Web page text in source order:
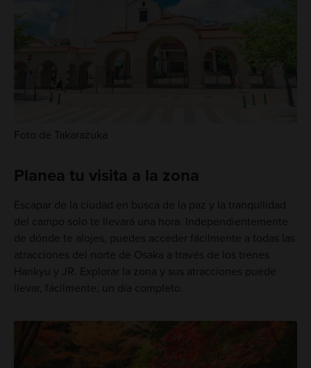
Foto de Takarazuka
Planea tu visita a la zona
Escapar de la ciudad en busca de la paz y la tranquilidad
del campo solo te llevará una hora. Independientemente
de dónde te alojes, puedes acceder fácilmente a todas las
atracciones del norte de Osaka a través de los trenes
Hankyu y JR. Explorar la zona y sus atracciones puede
llevar, fácilmente, un día completo.